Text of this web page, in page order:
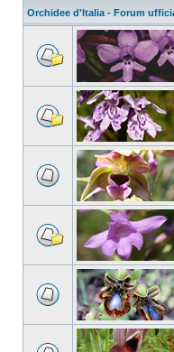
Orchidee d'Italia - Forum